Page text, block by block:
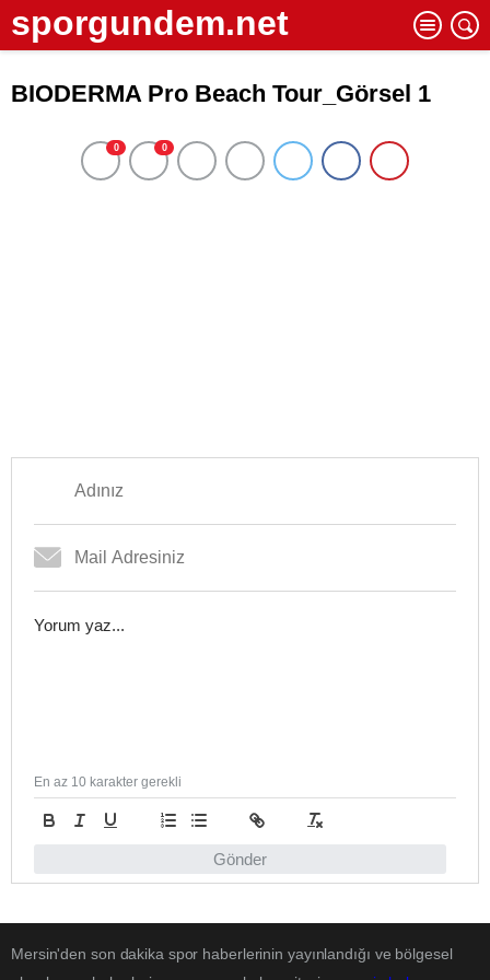
sporgundem.net
BIODERMA Pro Beach Tour_Görsel 1
0 0
Gönder
En az 10 karakter gerekli
Mersin'den son dakika spor haberlerinin yayınlandığı ve bölgesel